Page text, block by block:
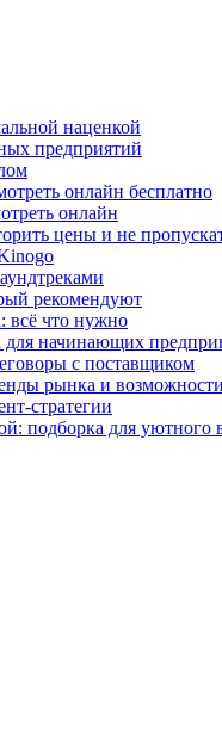
наценкой
предприятий
онлайн бесплатно
онлайн
цены и не
рекомендуют
всё что нужно
начинающих
с поставщиком
рынка и возможности
стратегии
подборка для уютного